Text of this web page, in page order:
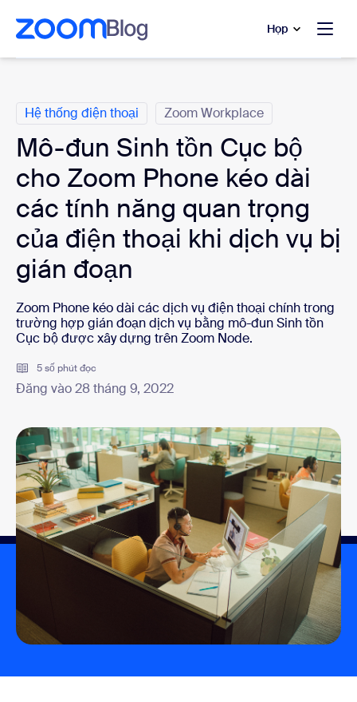
đến nội dung chính
trò chuyện trợ giúp
Họp
Hệ thống điện thoại Zoom Workplace
Mô-đun Sinh tồn Cục bộ
cho Zoom Phone kéo dài
các tính năng quan trọng
của điện thoại khi dịch vụ bị
gián đoạn
Zoom Phone kéo dài các dịch vụ điện thoại chính trong
trường hợp gián đoạn dịch vụ bằng mô-đun Sinh tồn
Cục bộ được xây dựng trên Zoom Node.
5 số phút đọc
Đăng vào 28 tháng 9, 2022